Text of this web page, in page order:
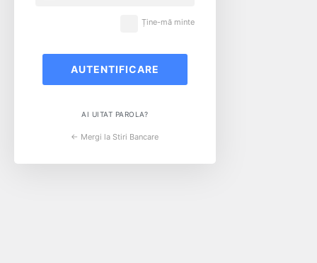
Ține-mă minte
AI UITAT PAROLA?
← Mergi la Stiri Bancare